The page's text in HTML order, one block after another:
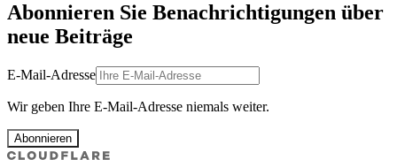
Abonnieren Sie Benachrichtigungen über
neue Beiträge
E-Mail-Adresse
Wir geben Ihre E-Mail-Adresse niemals weiter.
Abonnieren